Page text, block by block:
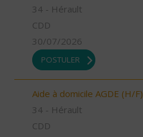
34 - Hérault
CDD
30/07/2026
POSTULER
Aide à domicile AGDE (H/F)
34 - Hérault
CDD